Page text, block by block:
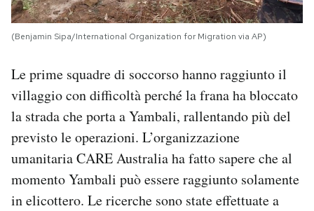
(Benjamin Sipa/International Organization for Migration via AP)
Le prime squadre di soccorso hanno raggiunto il
villaggio con difficoltà perché la frana ha bloccato
la strada che porta a Yambali, rallentando più del
previsto le operazioni. L’organizzazione
umanitaria CARE Australia ha fatto sapere che al
momento Yambali può essere raggiunto solamente
in elicottero. Le ricerche sono state effettuate a